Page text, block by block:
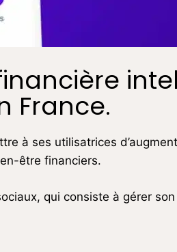
France.
à ses utilisatrices
être financiers.
qui consiste à gérer